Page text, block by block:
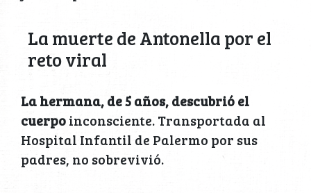
La muerte de Antonella por el
reto viral
La hermana, de 5 años, descubrió el
cuerpoinconsciente. Transportada al
Hospital Infantil de Palermo por sus
padres, no sobrevivió.